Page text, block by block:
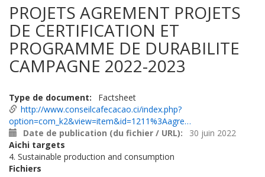
PROJETS AGREMENT PROJETS
DE CERTIFICATION ET
PROGRAMME DE DURABILITE
CAMPAGNE 2022-2023
Type de document
Factsheet
http://www.conseilcafecacao.ci/index.php?
option=com_k2&view=item&id=1211%3Aagre…
Date de publication (du fichier / URL)
30 juin 2022
Aichi targets
4. Sustainable production and consumption
Fichiers